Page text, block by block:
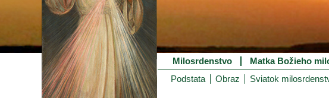
Milosrdenstvo Matka Božieho
Podstata
Obraz Sviatok